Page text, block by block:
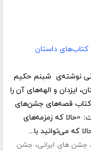
کتاب‌های داستان
نوشته‌ی شبنم حکیم
ایزدان و الهه‌های آن را
قصه‌های جشن‌های
«حالا که زمزمه‌های
که می‌توانید با...
، جشن های ایرانی، جشن